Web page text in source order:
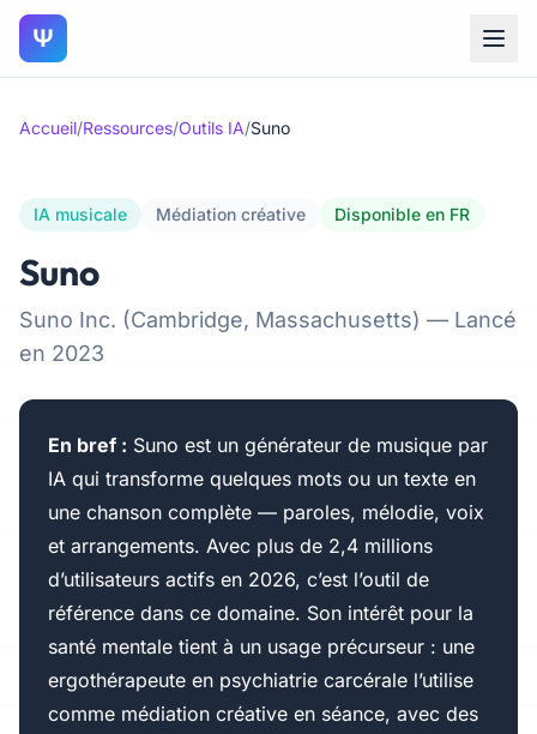
Ψ
Accueil/Ressources/Outils IA/Suno
IA musicale Médiation créative Disponible en FR
Suno
Suno Inc. (Cambridge, Massachusetts) — Lancé
en 2023
En bref : Suno est un générateur de musique par
IA qui transforme quelques mots ou un texte en
une chanson complète — paroles, mélodie, voix
et arrangements. Avec plus de 2,4 millions
d’utilisateurs actifs en 2026, c’est l’outil de
référence dans ce domaine. Son intérêt pour la
santé mentale tient à un usage précurseur : une
ergothérapeute en psychiatrie carcérale l’utilise
comme médiation créative en séance, avec des